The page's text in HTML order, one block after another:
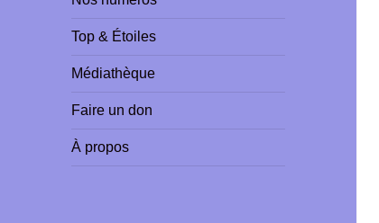
Top & Étoiles
Médiathèque
Faire un don
À propos